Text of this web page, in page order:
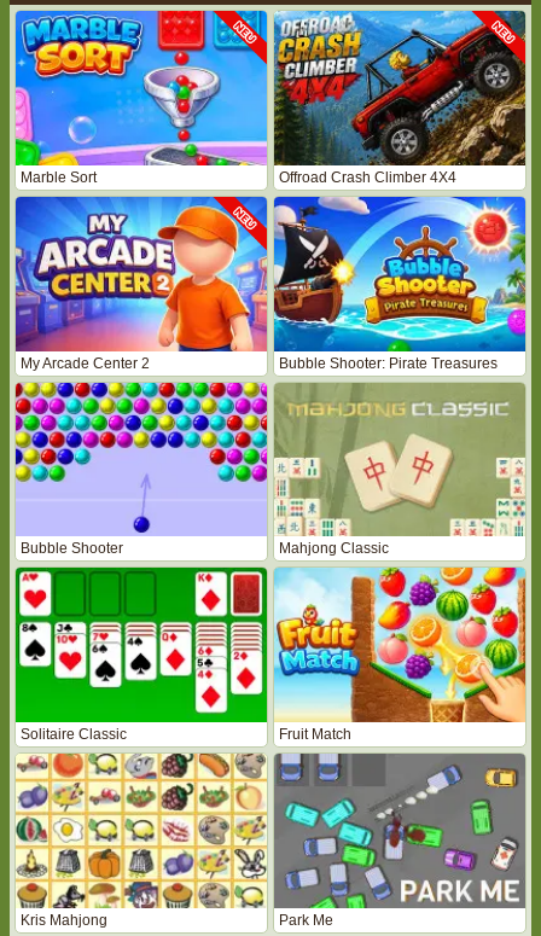
Marble Sort Offroad Crash Climber 4X4
My Arcade Center 2 Bubble Shooter: Pirate Treasures
Bubble Shooter Mahjong Classic
Solitaire Classic Fruit Match
Kris Mahjong Park Me